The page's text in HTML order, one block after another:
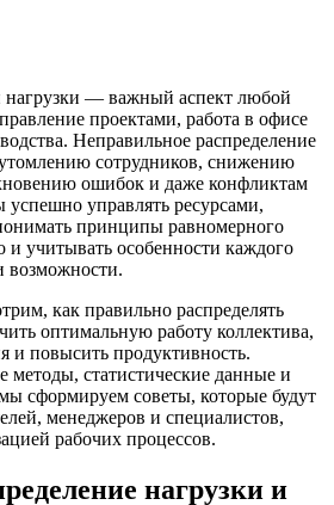
нагрузки — важный аспект любой
проектами, работа в офисе
Неправильное распределение
сотрудников, снижению
ошибок и даже конфликтам
управлять ресурсами,
принципы равномерного
и учитывать особенности каждого
возможности.
как правильно распределять
оптимальную работу коллектива,
и повысить продуктивность.
методы, статистические данные и
сформируем советы, которые будут
менеджеров и специалистов,
рабочих процессов.
нагрузки и